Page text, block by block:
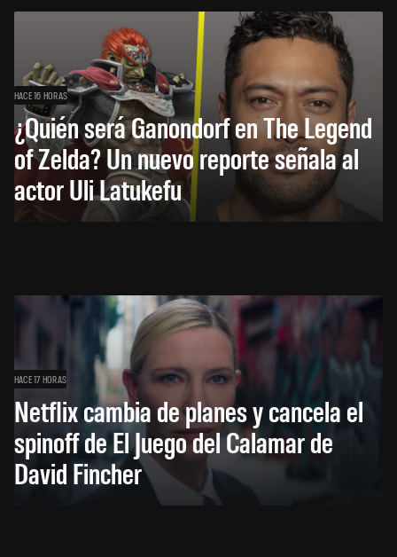
HACE 16 HORAS
¿Quién será Ganondorf en The Legend
of Zelda? Un nuevo reporte señala al
actor Uli Latukefu
HACE 17 HORAS
Netflix cambia de planes y cancela el
spinoff de El Juego del Calamar de
David Fincher